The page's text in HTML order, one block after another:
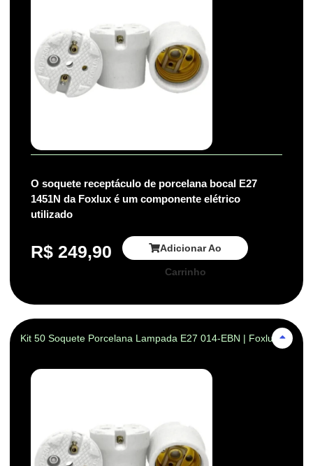
O soquete receptáculo de porcelana bocal E27
1451N da Foxlux é um componente elétrico
utilizado
R$ 249,90 Adicionar Ao
Carrinho
Kit 50 Soquete Porcelana Lampada E27 014-EBN | Foxlux